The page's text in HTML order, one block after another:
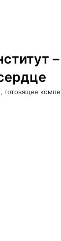
–
готовящее